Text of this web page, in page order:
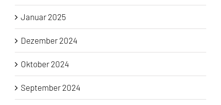
Januar 2025
Dezember 2024
Oktober 2024
September 2024